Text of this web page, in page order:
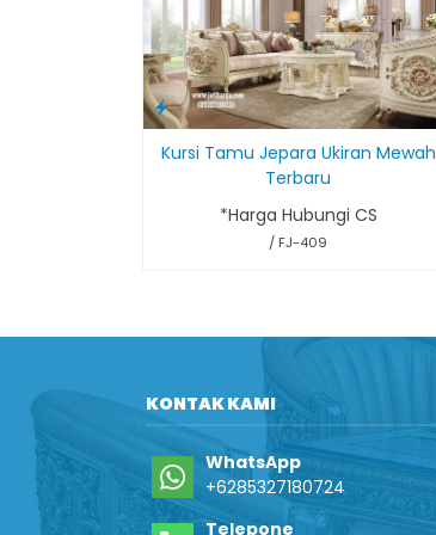
Kursi Tamu Jepara Ukiran Mewah
Terbaru
*Harga Hubungi CS
/ FJ-409
KONTAK KAMI
WhatsApp
+6285327180724
Telepone